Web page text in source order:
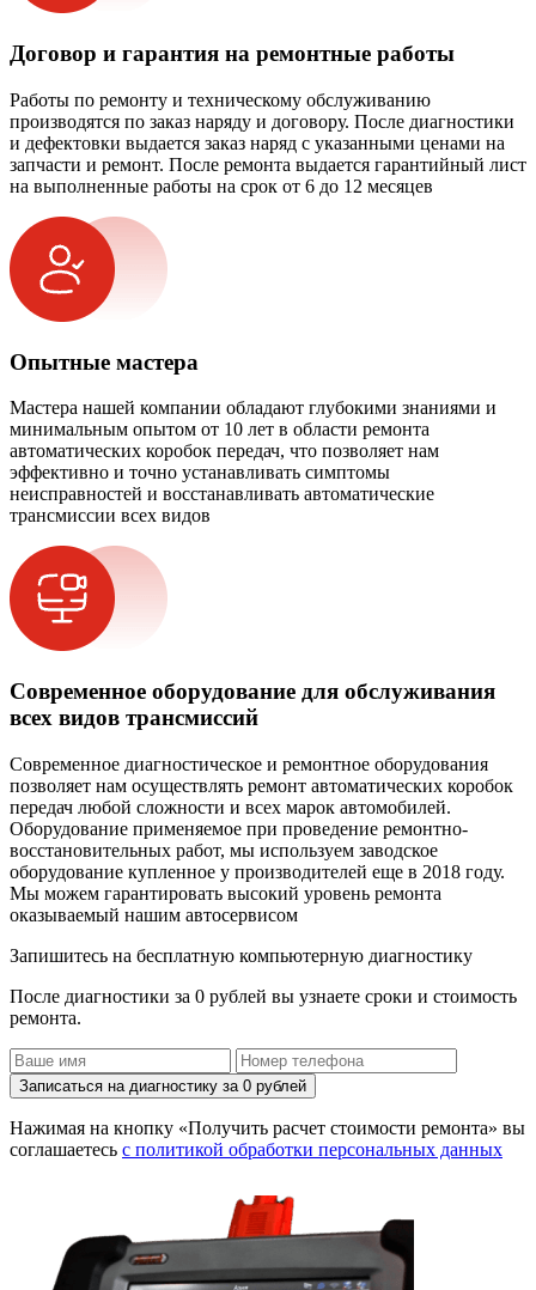
Договор и гарантия на ремонтные работы
Работы по ремонту и техническому обслуживанию
производятся по заказ наряду и договору. После диагностики
и дефектовки выдается заказ наряд с указанными ценами на
запчасти и ремонт. После ремонта выдается гарантийный лист
на выполненные работы на срок от 6 до 12 месяцев
Опытные мастера
Мастера нашей компании обладают глубокими знаниями и
минимальным опытом от 10 лет в области ремонта
автоматических коробок передач, что позволяет нам
эффективно и точно устанавливать симптомы
неисправностей и восстанавливать автоматические
трансмиссии всех видов
Современное оборудование для обслуживания
всех видов трансмиссий
Современное диагностическое и ремонтное оборудования
позволяет нам осуществлять ремонт автоматических коробок
передач любой сложности и всех марок автомобилей.
Оборудование применяемое при проведение ремонтно-
восстановительных работ, мы используем заводское
оборудование купленное у производителей еще в 2018 году.
Мы можем гарантировать высокий уровень ремонта
оказываемый нашим автосервисом
Запишитесь на бесплатную компьютерную диагностику
После диагностики за 0 рублей вы узнаете сроки и стоимость
ремонта.
Записаться на диагностику за 0 рублей
Нажимая на кнопку «Получить расчет стоимости ремонта» вы
соглашаетесь с политикой обработки персональных данных